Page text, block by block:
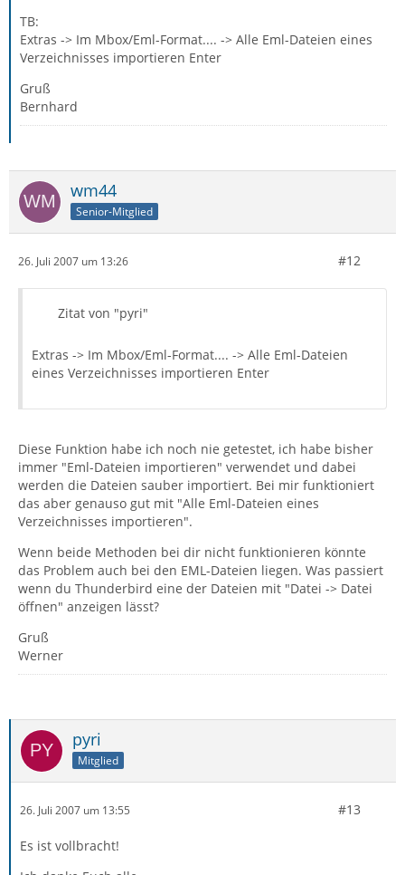
TB:
Extras -> Im Mbox/Eml-Format.... -> Alle Eml-Dateien eines
Verzeichnisses importieren Enter
Gruß
Bernhard
wm44
Senior-Mitglied
26. Juli 2007 um 13:26 #12
Zitat von "pyri"
Extras -> Im Mbox/Eml-Format.... -> Alle Eml-Dateien
eines Verzeichnisses importieren Enter
Diese Funktion habe ich noch nie getestet, ich habe bisher
immer "Eml-Dateien importieren" verwendet und dabei
werden die Dateien sauber importiert. Bei mir funktioniert
das aber genauso gut mit "Alle Eml-Dateien eines
Verzeichnisses importieren".
Wenn beide Methoden bei dir nicht funktionieren könnte
das Problem auch bei den EML-Dateien liegen. Was passiert
wenn du Thunderbird eine der Dateien mit "Datei -> Datei
öffnen" anzeigen lässt?
Gruß
Werner
pyri
Mitglied
26. Juli 2007 um 13:55 #13
Es ist vollbracht!